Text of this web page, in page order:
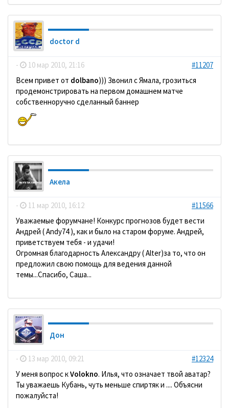
doctor d
- 10 мар 2010, 21:16
#11207
Всем привет от dolbano))) Звонил с Ямала, грозиться
продемонстрировать на первом домашнем матче
собственноручно сделанный баннер
Акела
- 11 мар 2010, 16:12
#11566
Уважаемые форумчане! Конкурс прогнозов будет вести
Андрей ( Andy74 ), как и было на старом форуме. Андрей,
приветствуем тебя - и удачи!
Огромная благодарность Александру ( Alter)за то, что он
предложил свою помощь для ведения данной
темы...Спасибо, Саша...
Дон
- 13 мар 2010, 09:21
#12324
У меня вопрос кVolokno. Илья, что означает твой аватар?
Ты уважаешь Кубань, чуть меньше спиртяк и .... Объясни
пожалуйста!